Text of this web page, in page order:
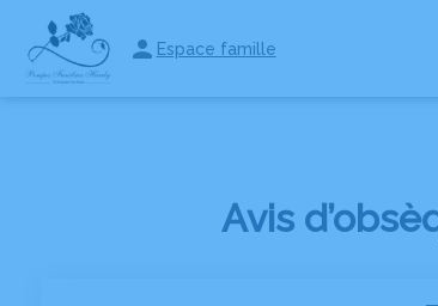
Espace famille
NOTRE AGENCENOS SERVICES
Avis